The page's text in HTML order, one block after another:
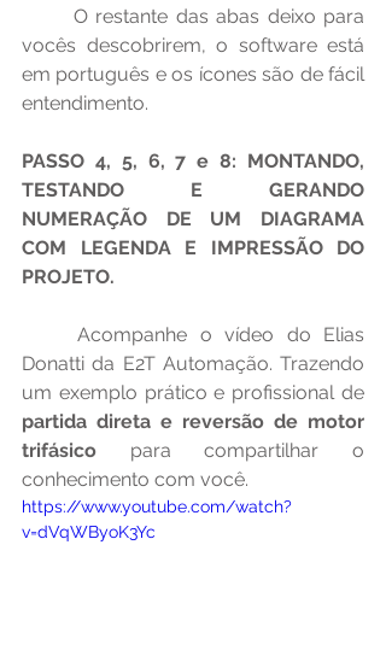
vocês descobrirem, o software está
em português e os ícones são de fácil
entendimento.
PASSO 4, 5, 6, 7 e 8: MONTANDO,
TESTANDO E GERANDO
NUMERAÇÃO DE UM DIAGRAMA
COM LEGENDA E IMPRESSÃO DO
PROJETO.
	Acompanhe o vídeo do Elias
Donatti da E2T Automação. Trazendo
um exemplo prático e profissional de
partida direta e reversão de motor
trifásico para compartilhar o
conhecimento com você.
https://www.youtube.com/watch?
v=dVqWByoK3Yc